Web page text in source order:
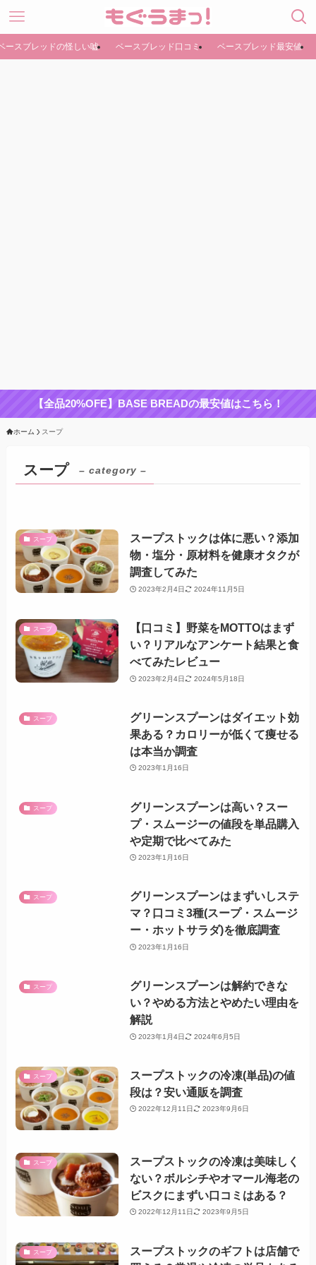
ースブレッドの怪しい嘘 ベースブレッド口コミ ベースブレッド最安値
【全品20%OFE】BASE BREADの最安値はこちら！
ホーム スープ
スープ – category –
スープ
スープストックは体に悪い？添加
物・塩分・原材料を健康オタクが
調査してみた
2023年2月4日 2024年11月5日
スープ
【口コミ】野菜をMOTTOはまず
い？リアルなアンケート結果と食
べてみたレビュー
2023年2月4日 2024年5月18日
スープ
グリーンスプーンはダイエット効
果ある？カロリーが低くて痩せる
は本当か調査
2023年1月16日
スープ
グリーンスプーンは高い？スー
プ・スムージーの値段を単品購入
や定期で比べてみた
2023年1月16日
スープ
グリーンスプーンはまずいしステ
マ？口コミ3種(スープ・スムージ
ー・ホットサラダ)を徹底調査
2023年1月16日
スープ
グリーンスプーンは解約できな
い？やめる方法とやめたい理由を
解説
2023年1月4日 2024年6月5日
スープ
スープストックの冷凍(単品)の値
段は？安い通販を調査
2022年12月11日 2023年9月6日
スープ
スープストックの冷凍は美味しく
ない？ボルシチやオマール海老の
ビスクにまずい口コミはある？
2022年12月11日 2023年9月5日
スープ
スープストックのギフトは店舗で